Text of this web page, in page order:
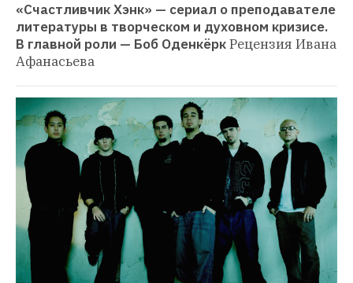
«Счастливчик Хэнк» — сериал о преподавателе
литературы в творческом и духовном кризисе.
В главной роли — Боб ОденкёркРецензия Ивана
Афанасьева